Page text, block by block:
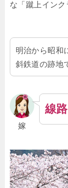
な「蹴上インク
明治から昭和
斜鉄道の跡地
嫁
線